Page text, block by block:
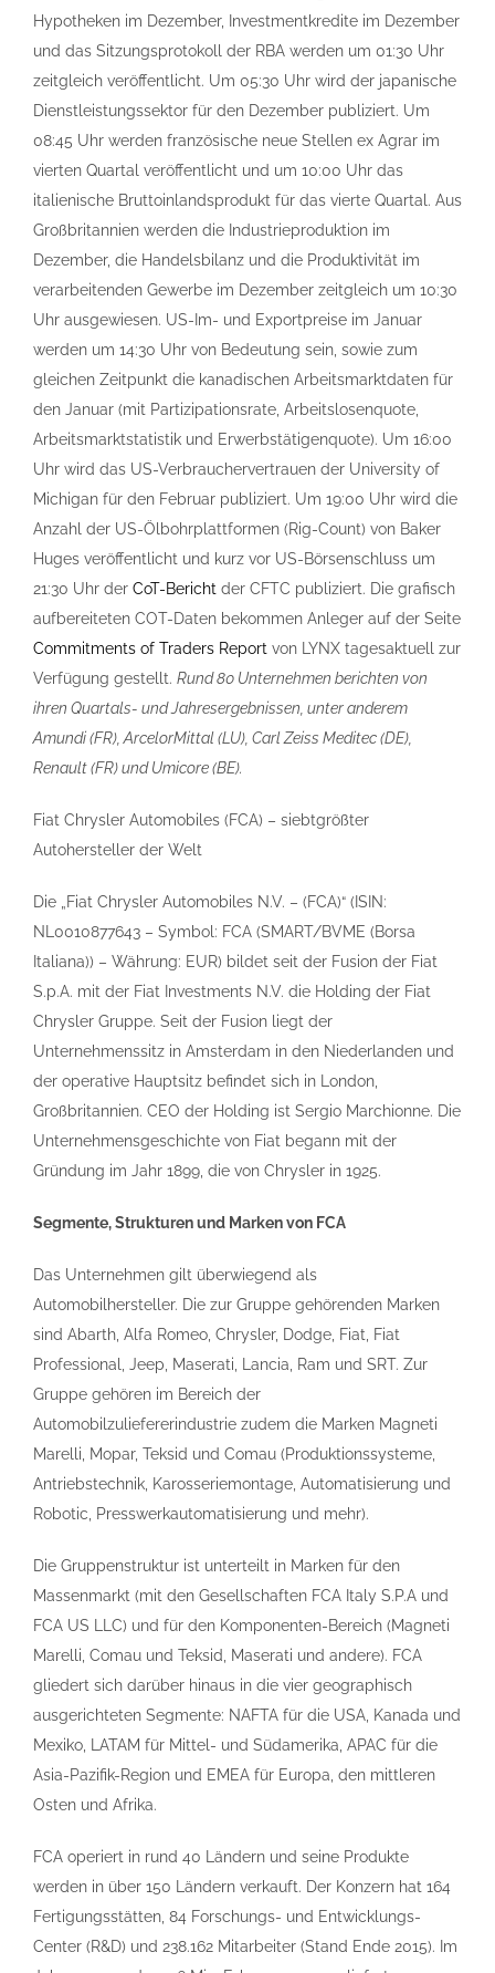
Hypotheken im Dezember, Investmentkredite im Dezember
und das Sitzungsprotokoll der RBA werden um 01:30 Uhr
zeitgleich veröffentlicht. Um 05:30 Uhr wird der japanische
Dienstleistungssektor für den Dezember publiziert. Um
08:45 Uhr werden französische neue Stellen ex Agrar im
vierten Quartal veröffentlicht und um 10:00 Uhr das
italienische Bruttoinlandsprodukt für das vierte Quartal. Aus
Großbritannien werden die Industrieproduktion im
Dezember, die Handelsbilanz und die Produktivität im
verarbeitenden Gewerbe im Dezember zeitgleich um 10:30
Uhr ausgewiesen. US-Im- und Exportpreise im Januar
werden um 14:30 Uhr von Bedeutung sein, sowie zum
gleichen Zeitpunkt die kanadischen Arbeitsmarktdaten für
den Januar (mit Partizipationsrate, Arbeitslosenquote,
Arbeitsmarktstatistik und Erwerbstätigenquote). Um 16:00
Uhr wird das US-Verbrauchervertrauen der University of
Michigan für den Februar publiziert. Um 19:00 Uhr wird die
Anzahl der US-Ölbohrplattformen (Rig-Count) von Baker
Huges veröffentlicht und kurz vor US-Börsenschluss um
21:30 Uhr der CoT-Bericht der CFTC publiziert. Die grafisch
aufbereiteten COT-Daten bekommen Anleger auf der Seite
Commitments of Traders Report von LYNX tagesaktuell zur
Verfügung gestellt. Rund 80 Unternehmen berichten von
ihren Quartals- und Jahresergebnissen, unter anderem
Amundi (FR), ArcelorMittal (LU), Carl Zeiss Meditec (DE),
Renault (FR) und Umicore (BE).
Fiat Chrysler Automobiles (FCA) – siebtgrößter
Autohersteller der Welt
Die „Fiat Chrysler Automobiles N.V. – (FCA)“ (ISIN:
NL0010877643 – Symbol: FCA (SMART/BVME (Borsa
Italiana)) – Währung: EUR) bildet seit der Fusion der Fiat
S.p.A. mit der Fiat Investments N.V. die Holding der Fiat
Chrysler Gruppe. Seit der Fusion liegt der
Unternehmenssitz in Amsterdam in den Niederlanden und
der operative Hauptsitz befindet sich in London,
Großbritannien. CEO der Holding ist Sergio Marchionne. Die
Unternehmensgeschichte von Fiat begann mit der
Gründung im Jahr 1899, die von Chrysler in 1925.
Segmente, Strukturen und Marken von FCA
Das Unternehmen gilt überwiegend als
Automobilhersteller. Die zur Gruppe gehörenden Marken
sind Abarth, Alfa Romeo, Chrysler, Dodge, Fiat, Fiat
Professional, Jeep, Maserati, Lancia, Ram und SRT. Zur
Gruppe gehören im Bereich der
Automobilzuliefererindustrie zudem die Marken Magneti
Marelli, Mopar, Teksid und Comau (Produktionssysteme,
Antriebstechnik, Karosseriemontage, Automatisierung und
Robotic, Presswerkautomatisierung und mehr).
Die Gruppenstruktur ist unterteilt in Marken für den
Massenmarkt (mit den Gesellschaften FCA Italy S.P.A und
FCA US LLC) und für den Komponenten-Bereich (Magneti
Marelli, Comau und Teksid, Maserati und andere). FCA
gliedert sich darüber hinaus in die vier geographisch
ausgerichteten Segmente: NAFTA für die USA, Kanada und
Mexiko, LATAM für Mittel- und Südamerika, APAC für die
Asia-Pazifik-Region und EMEA für Europa, den mittleren
Osten und Afrika.
FCA operiert in rund 40 Ländern und seine Produkte
werden in über 150 Ländern verkauft. Der Konzern hat 164
Fertigungsstätten, 84 Forschungs- und Entwicklungs-
Center (R&D) und 238.162 Mitarbeiter (Stand Ende 2015). Im